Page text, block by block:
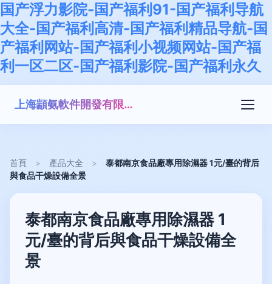
国产浮力影院-国产福利91-国产福利导航
大全-国产福利高清-国产福利精品导航-国
产福利网站-国产福利小视频网站-国产福
利一区二区-国产福利影院-国产福利永久
上海顓氨軟件開發有限公司
首頁 > 產品大全 >
泰都南京食品廠專用除濕器 1元/臺的背后
與食品干燥設備全景
泰都南京食品廠專用除濕器 1
元/臺的背后與食品干燥設備全
景